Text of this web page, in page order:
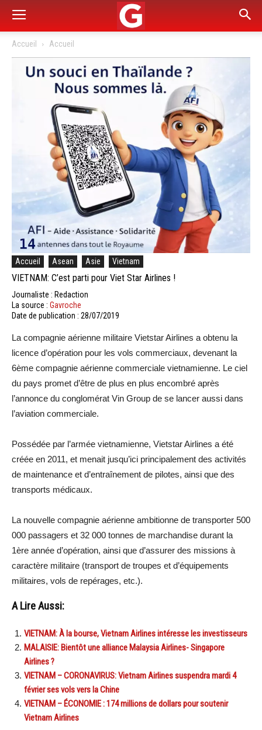
Accueil Accueil
Accueil Asean Asie Vietnam
VIETNAM: C’est parti pour Viet Star Airlines !
Journaliste : Redaction
La source : Gavroche
Date de publication : 28/07/2019
La compagnie aérienne militaire Vietstar Airlines a obtenu la
licence d’opération pour les vols commerciaux, devenant la
6ème compagnie aérienne commerciale vietnamienne. Le ciel
du pays promet d’être de plus en plus encombré après
l’annonce du conglomérat Vin Group de se lancer aussi dans
l’aviation commerciale.
Possédée par l’armée vietnamienne, Vietstar Airlines a été
créée en 2011, et menait jusqu’ici principalement des activités
de maintenance et d’entraînement de pilotes, ainsi que des
transports médicaux.
La nouvelle compagnie aérienne ambitionne de transporter 500
000 passagers et 32 000 tonnes de marchandise durant la
1ère année d’opération, ainsi que d’assurer des missions à
caractère militaire (transport de troupes et d’équipements
militaires, vols de repérages, etc.).
A Lire Aussi:
VIETNAM: À la bourse, Vietnam Airlines intéresse les investisseurs
MALAISIE: Bientôt une alliance Malaysia Airlines- Singapore
Airlines ?
VIETNAM – CORONAVIRUS: Vietnam Airlines suspendra mardi 4
février ses vols vers la Chine
VIETNAM – ÉCONOMIE : 174 millions de dollars pour soutenir
Vietnam Airlines